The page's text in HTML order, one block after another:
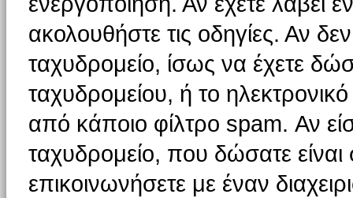
ακολουθήστε τις οδηγίες. Αν
ταχυδρομείο, ίσως να έχετε
ταχυδρομείου, ή το
από κάποιο φίλτρο spam. Αν
ταχυδρομείο, που δώσατε
επικοινωνήσετε με έναν